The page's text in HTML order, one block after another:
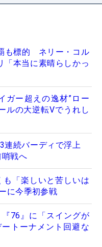
も標的 ネリー・コル
「本当に素晴らしかっ
ガー超えの逸材”ロー
の大逆転Vでうれし
3連続バーディで浮上
戦へ
も「楽しいと苦しいは
に今季初参戦
76』に「スイングが
トーナメント回避な